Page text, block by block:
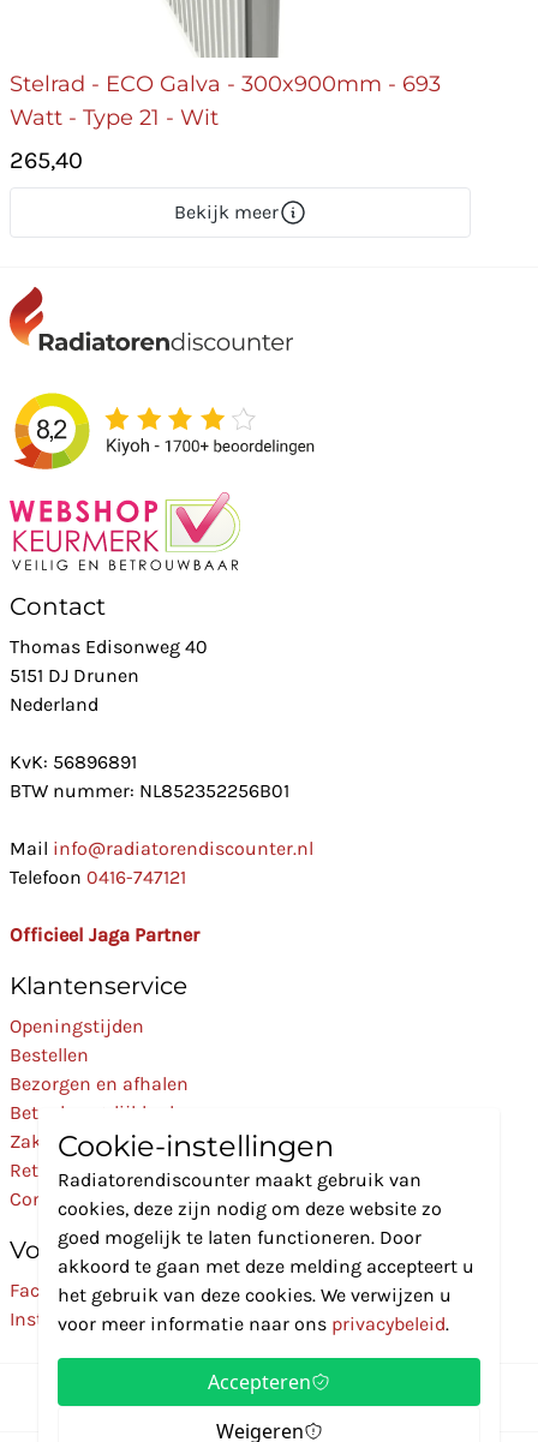
Stelrad - ECO Galva - 300x900mm - 693
Watt - Type 21 - Wit
265,40
Bekijk meer
Contact
Thomas Edisonweg 40
5151 DJ Drunen
Nederland
KvK: 56896891
BTW nummer: NL852352256B01
Mail info@radiatorendiscounter.nl
Telefoon 0416-747121
Officieel Jaga Partner
Klantenservice
Openingstijden
Bestellen
Bezorgen en afhalen
Betaalmogelijkheden
Zakelijk
Retourneren
Contact
Volg Ons
Facebook
Instagram
Cookie-instellingen
Radiatorendiscounter maakt gebruik van
cookies, deze zijn nodig om deze website zo
goed mogelijk te laten functioneren. Door
akkoord te gaan met deze melding accepteert u
het gebruik van deze cookies. We verwijzen u
voor meer informatie naar ons privacybeleid.
Accepteren
Weigeren